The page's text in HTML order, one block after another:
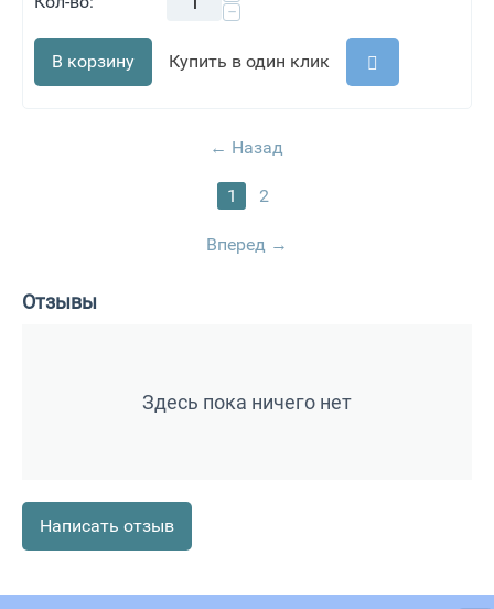
−
В корзину Купить в один клик
Назад
1 2
Вперед
Отзывы
Здесь пока ничего нет
Написать отзыв